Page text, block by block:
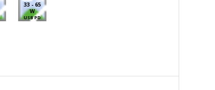
33 - 65
W
USB PD